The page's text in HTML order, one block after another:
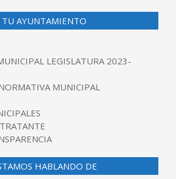
TU AYUNTAMIENTO
LEGISLATURA 2023-
MUNICIPAL
HABLANDO DE